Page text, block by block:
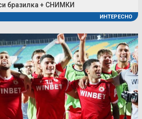
бразилка + СНИМКИ
ИНТЕРЕСНО